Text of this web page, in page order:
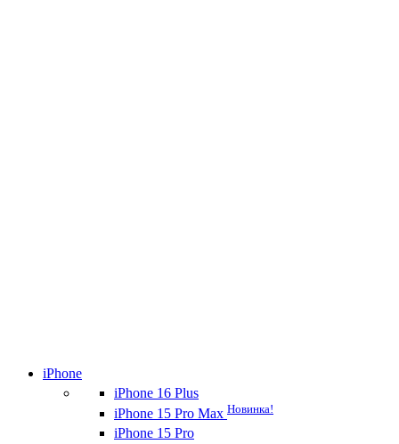
iPhone
iPhone 16 Plus
iPhone 15 Pro Max Новинка!
iPhone 15 Pro